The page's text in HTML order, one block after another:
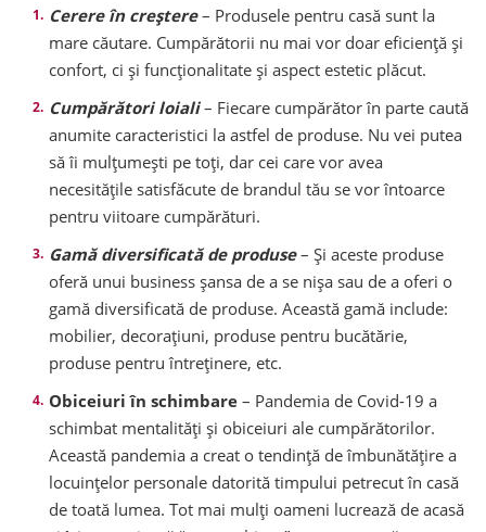
Cerere în creștere– Produsele pentru casă sunt la
mare căutare. Cumpărătorii nu mai vor doar eficiență și
confort, ci și funcționalitate și aspect estetic plăcut.
Cumpărători loiali– Fiecare cumpărător în parte caută
anumite caracteristici la astfel de produse. Nu vei putea
să îi mulțumești pe toți, dar cei care vor avea
necesitățile satisfăcute de brandul tău se vor întoarce
pentru viitoare cumpărături.
Gamă diversificată de produse– Și aceste produse
oferă unui business șansa de a se nișa sau de a oferi o
gamă diversificată de produse. Această gamă include:
mobilier, decorațiuni, produse pentru bucătărie,
produse pentru întreținere, etc.
Obiceiuri în schimbare – Pandemia de Covid-19 a
schimbat mentalități și obiceiuri ale cumpărătorilor.
Această pandemia a creat o tendință de îmbunătățire a
locuințelor personale datorită timpului petrecut în casă
de toată lumea. Tot mai mulți oameni lucrează de acasă